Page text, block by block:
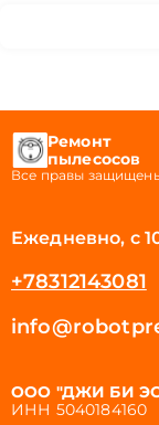
Ремонт
пылесосов
Все правы
Ежедневно, с
+78312143081
ООО "ДЖИ БИ
ИНН 5040184160